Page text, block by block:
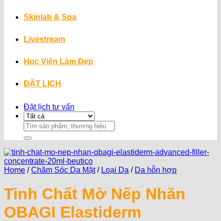
Skinlab & Spa
Livestream
Học Viện Làm Đẹp
ĐẶT LỊCH
Đặt lịch tư vấn
Search
for:
Home / Chăm Sóc Da Mặt / Loại Da / Da hỗn hợp
Tinh Chất Mờ Nếp Nhăn
OBAGI Elastiderm